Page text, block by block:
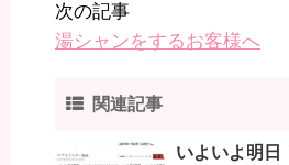
次の記事
湯シャンをするお客様へ
関連記事
いよいよ明日